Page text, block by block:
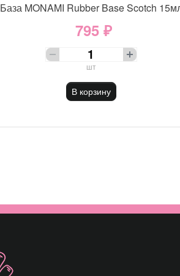
База MONAMI Rubber Base Scotch
795 ₽
шт
В корзину